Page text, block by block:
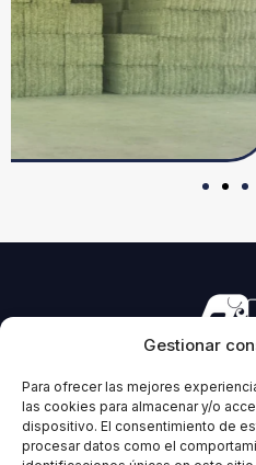
Gestionar
Para ofrecer las mejores
las cookies para almacenar y/o
dispositivo. El consentimiento de
procesar datos como el
Fabricación de maquinaria